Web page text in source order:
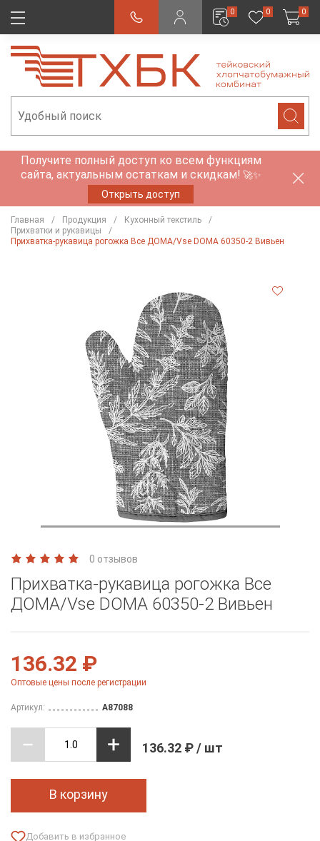
0 0 0
Получите полный доступ ко всем функциям
сайта, актуальным остаткам и скидкам! 🚀✨
Открыть доступ
Главная Продукция
Кухонный текстиль
Прихватки и рукавицы
Прихватка-рукавица рогожка Все ДОМА/Vse DOMA 60350-2 Вивьен
0 отзывов
Прихватка-рукавица рогожка Все
ДОМА/Vse DOMA 60350-2 Вивьен
136.32 ₽
Оптовые цены после регистрации
Артикул: A87088
136.32 ₽ / шт
В корзину